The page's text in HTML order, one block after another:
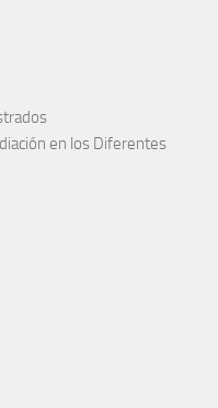
en los Diferentes